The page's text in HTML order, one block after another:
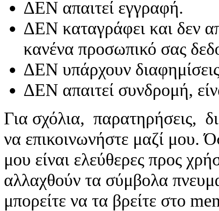
ΔΕΝ απαιτεί εγγραφή.
ΔΕΝ καταγράφει και δεν
κανένα προσωπικό σας
ΔΕΝ υπάρχουν
ΔΕΝ απαιτεί συνδρομή,
Για σχόλια, παρατηρήσεις,
να επικοινωνήστε μαζί μου.
μου είναι ελεύθερες προς
αλλαχθούν τα σύμβολα
μπορείτε να τα βρείτε στο